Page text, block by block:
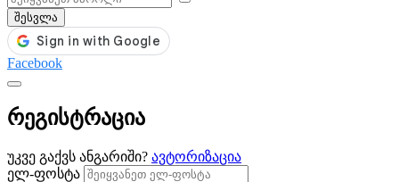
შესვლა
Facebook
რეგისტრაცია
უკვე გაქვს ანგარიში? ავტორიზაცია
ელ-ფოსტა